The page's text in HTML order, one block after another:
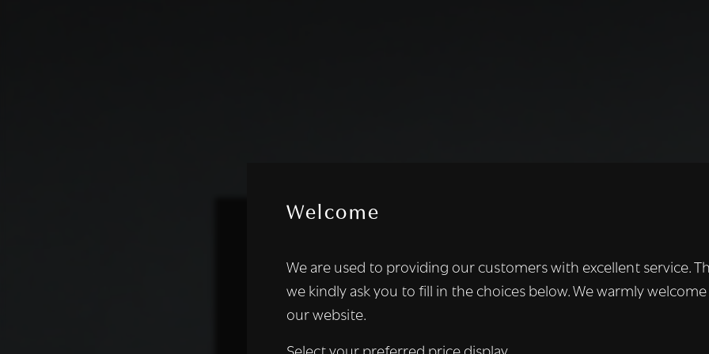
Welcome
We are used to providing our customers with excellent service.
we kindly ask you to fill in the choices below. We warmly
our website.
We gebruiken cookies om inhoud en advertenties te personaliseren en om ons
analyseren. We delen ook informatie over uw gebruik van onze site met onze
analysepartners, die deze kunnen combineren met andere informatie die u aan
of die zij hebben verzameld door uw gebruik van hun diensten.